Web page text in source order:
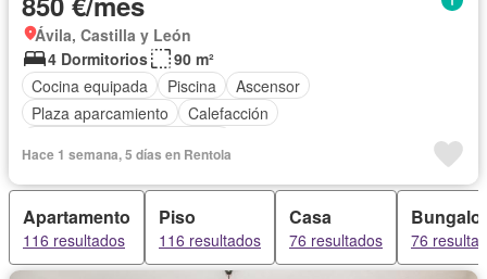
Ávila, Castilla y León
4 Dormitorios
90 m²
Cocina equipada
Piscina
Ascensor
Plaza aparcamiento
Calefacción
Hace 1 semana, 5 días en Rentola
Apartamento
116 resultados
Piso
116 resultados
Casa
76 resultados 76